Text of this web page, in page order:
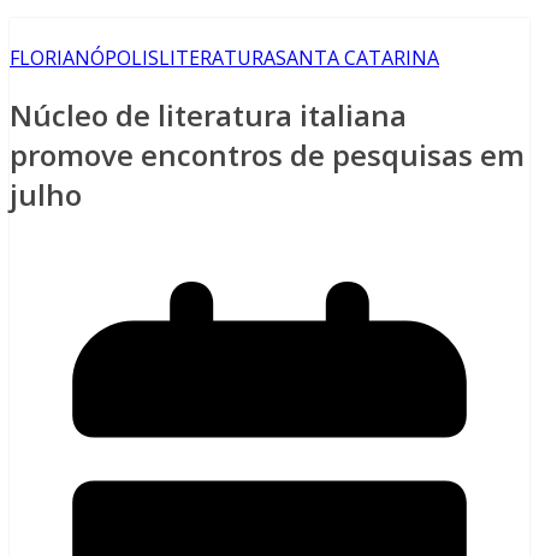
FLORIANÓPOLISLITERATURASANTA CATARINA
Núcleo de literatura italiana
promove encontros de pesquisas em
julho